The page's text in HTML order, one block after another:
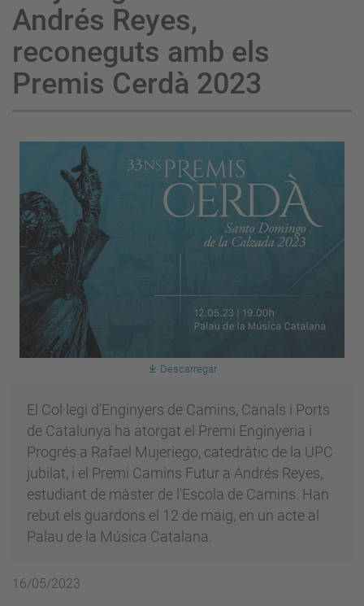
Andrés Reyes,
reconeguts amb els
Premis Cerdà 2023
Descarregar
El Col·legi d’Enginyers de Camins, Canals i Ports
de Catalunya ha atorgat el Premi Enginyeria i
Progrés a Rafael Mujeriego, catedràtic de la UPC
jubilat, i el Premi Camins Futur a Andrés Reyes,
estudiant de màster de l'Escola de Camins. Han
rebut els guardons el 12 de maig, en un acte al
Palau de la Música Catalana.
16/05/2023